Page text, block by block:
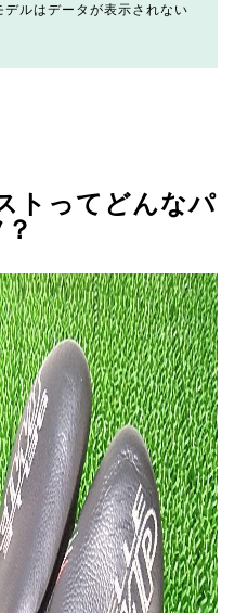
ルはデータが表示されない
トってどんなパ